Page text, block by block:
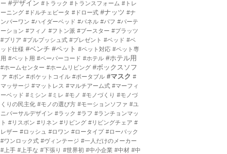
ー #デザイン #トラック #トランスフォーム #トレ
ーニング #ドルチェビータ #ドロー式 #ナッツ #ナ
ンバーワン #ハイダーベッド #パネル #パフ #パーテ
ーション #フィノ #フトン派 #ブースター #プラッツ
#プリア #プルプッシュ式 #プレゼント #ベッド #ベ
ッド仕様 #ベンチ #ペット #ペット対応 #ペット専
用 #ペット用 #ペーパーコード #ホテル #ホテル用
#ホームセンター #ホームリビング #ボックスソフ
ァ #ボン #ポケットコイル #ポータブル #マスク #
マッサージ #マットレス #マルチアーム式 #マーフィ
ーベッド #ミシン #ミレ #モノ #モノづくり #モノづ
くりの民主化 #モノの選び方 #モーションソファ #ユ
ニバーサルデザイン #ラック #ラフ #ランチョンマッ
ト #リスボン #リネン #リビング #リビングチェア #
レザー #ロッシュ #ロワン #ロータイプ #ローバック
#ワンロック式 #ヴィンテージ #一人だけのメーカー
#上手 #上手な #下張り #世界初 #中小企業 #中材 #中